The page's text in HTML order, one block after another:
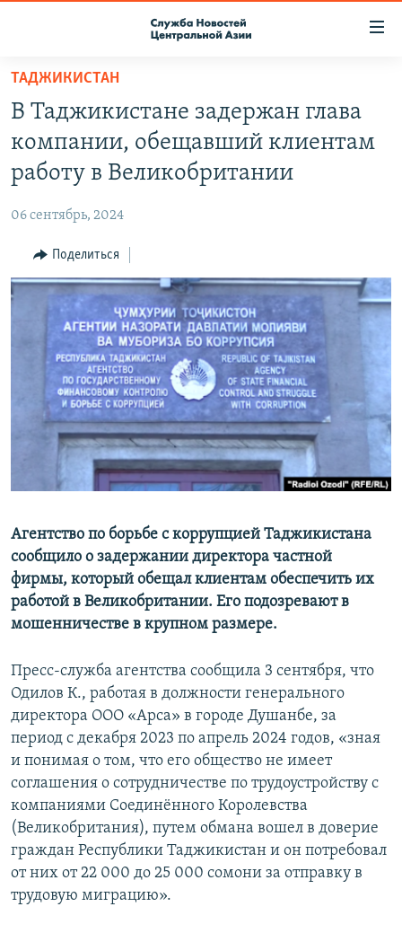
Вернуться
основному
содержанию
Вернутся
главной
навигации
Вернутся
поиску
ПОДПИСКА
КОНТАКТЫ
НАСТОЯЩЕЕ ВРЕМЯ
МИГРАНТ МЕДИА
ТАДЖИКИСТАН
В Таджикистане задержан глава
компании, обещавший клиентам
работу в Великобритании
06 сентябрь, 2024
Поделиться
Агентство по борьбе с коррупцией Таджикистана
сообщило о задержании директора частной
фирмы, который обещал клиентам обеспечить их
работой в Великобритании. Его подозревают в
мошенничестве в крупном размере.
Пресс-служба агентства сообщила 3 сентября, что
Одилов К., работая в должности генерального
директора ООО «Арса» в городе Душанбе, за
период с декабря 2023 по апрель 2024 годов, «зная
и понимая о том, что его общество не имеет
соглашения о сотрудничестве по трудоустройству с
компаниями Соединённого Королевства
(Великобритания), путем обмана вошел в доверие
граждан Республики Таджикистан и он потребовал
от них от 22 000 до 25 000 сомони за отправку в
трудовую миграцию».